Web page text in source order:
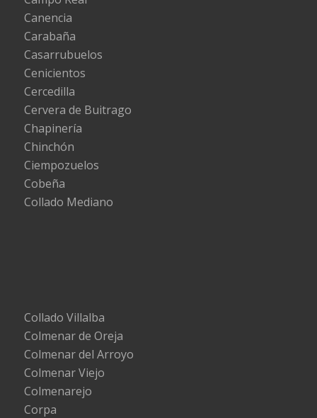
Canencia
Carabaña
Casarrubuelos
Cenicientos
Cercedilla
Cervera de Buitrago
Chapinería
Chinchón
Ciempozuelos
Cobeña
Collado Mediano
Collado Villalba
Colmenar de Oreja
Colmenar del Arroyo
Colmenar Viejo
Colmenarejo
Corpa